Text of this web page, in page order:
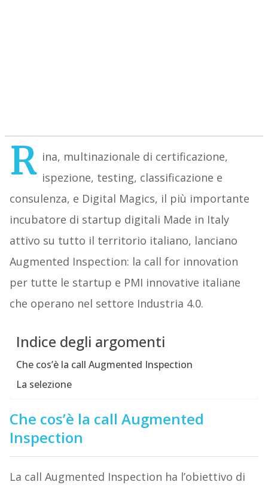
R ina, multinazionale di certificazione,
ispezione, testing, classificazione e
consulenza, e Digital Magics, il più importante
incubatore di startup digitali Made in Italy
attivo su tutto il territorio italiano, lanciano
Augmented Inspection: la call for innovation
per tutte le startup e PMI innovative italiane
che operano nel settore Industria 4.0.
Indice degli argomenti
Che cos’è la call Augmented Inspection
La selezione
Che cos’è la call Augmented
Inspection
La call Augmented Inspection ha l’obiettivo di